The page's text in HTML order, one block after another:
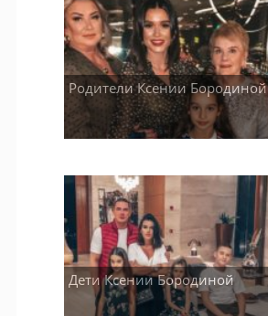
Родители Ксении Бородиной
Дети Ксении Бородиной